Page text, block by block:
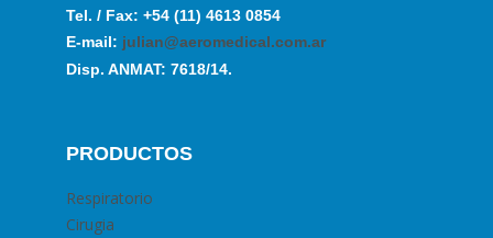
Tel. / Fax: +54 (11) 4613 0854
E-mail: julian@aeromedical.com.ar
Disp. ANMAT: 7618/14.
PRODUCTOS
Respiratorio
Cirugia